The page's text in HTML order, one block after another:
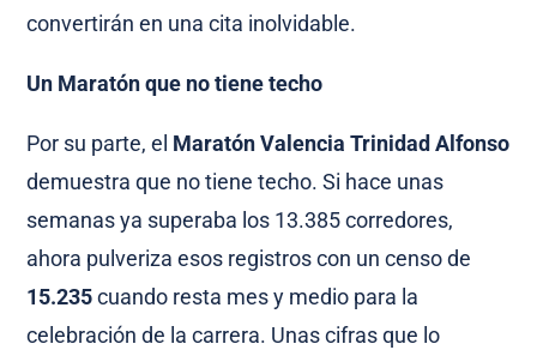
convertirán en una cita inolvidable.
Un Maratón que no tiene techo
Por su parte, el Maratón Valencia Trinidad Alfonso
demuestra que no tiene techo. Si hace unas
semanas ya superaba los 13.385 corredores,
ahora pulveriza esos registros con un censo de
15.235cuando resta mes y medio para la
celebración de la carrera. Unas cifras que lo